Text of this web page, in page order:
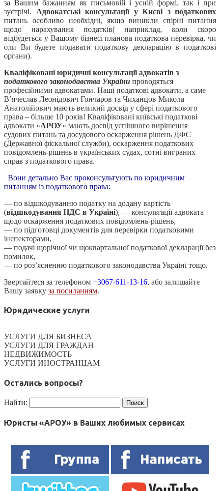
за Вашим бажанням як письмовій і усній формі, так і при
зустрічі. Адвокатські консультації у Києві з податкових
питань особливо необхідні, якщо виникли спірні питання
щодо нарахування податків( наприклад, коли скоро
відбудеться у Вашому бізнесі планова податкова перевірка, чи
оли Ви будете подавати податкову декларацію в податкові
органи).
Кваліфіковані юридичні консультації адвокатів з
податкового законодавства України проводяться
професійними адвокатами. Наші податкові адвокати, а саме
В’ячеслав Леонідович Гончаров та Чиханцов Микола
Анатолійович мають великий досвід у сфері податкового
права – більше 10 років! Кваліфіковані київські податкові
адвокати «АРОУ» мають досвід успішного вирішення
судових питань та досудового оскарження рішень ДФС
(Державної фіскальної служби), оскарження податкових
повідомлень-рішень в українських судах, сотні виграних
справ з податкового права.
Вони детально Вас проконсультують по юридичним
питанням із податкового права:
— по відшкодуванню податку на додану вартість
(відшкодування НДС в Україні), — консультації адвоката
щодо оскарження податкових повідомлень-рішень,
— по підготовці документів для перевірки податковими
інспекторами,
— подачі щорічної чи щоквартальної податкової декларації без
помилок,
— по роз’ясненню податкового законодавства Україні тощо.
Звертайтеся за телефоном +3067-611-13-16, або залишайте
Вашу заявку за посиланням.
Юридические услуги
УСЛУГИ ДЛЯ БИЗНЕСА
УСЛУГИ ДЛЯ ГРАЖДАН
НЕДВИЖИМОСТЬ
УСЛУГИ ИНОСТРАНЦАМ
Остались вопросы?
Найти:
Юристы «АРОУ» в Ваших любимых сервисах